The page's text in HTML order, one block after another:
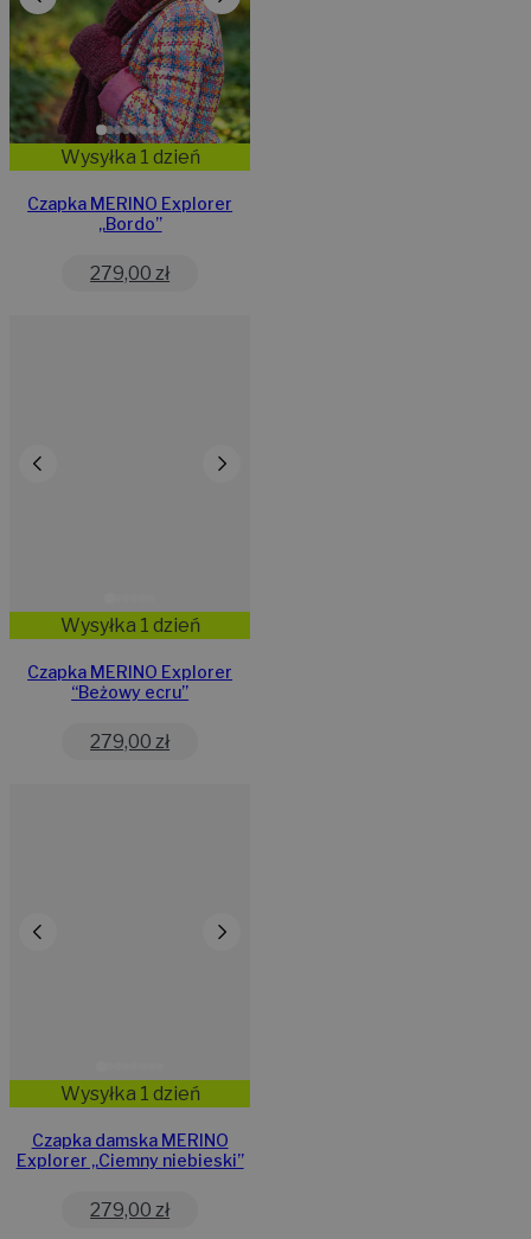
Wysyłka 1 dzień
Czapka MERINO Explorer
„Bordo”
279,00 zł
Wysyłka 1 dzień
Czapka MERINO Explorer
“Beżowy ecru”
279,00 zł
Wysyłka 1 dzień
Czapka damska MERINO
Explorer „Ciemny niebieski”
279,00 zł